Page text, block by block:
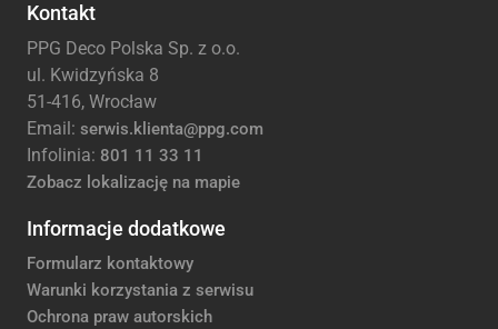
Kontakt
PPG Deco Polska Sp. z o.o.
ul. Kwidzyńska 8
51-416, Wrocław
Email: serwis.klienta@ppg.com
Infolinia: 801 11 33 11
Zobacz lokalizację na mapie
Informacje dodatkowe
Formularz kontaktowy
Warunki korzystania z serwisu
Ochrona praw autorskich